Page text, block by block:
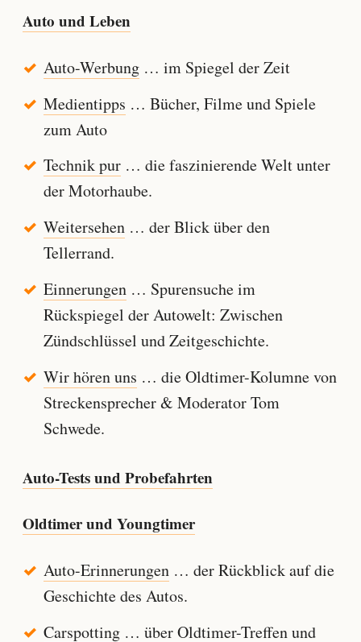
Auto und Leben
Auto-Werbung… im Spiegel der Zeit
Medientipps … Bücher, Filme und Spiele
zum Auto
Technik pur… die faszinierende Welt unter
der Motorhaube.
Weitersehen… der Blick über den
Tellerrand.
Einnerungen… Spurensuche im
Rückspiegel der Autowelt: Zwischen
Zündschlüssel und Zeitgeschichte.
Wir hören uns … die Oldtimer-Kolumne von
Streckensprecher & Moderator Tom
Schwede.
Auto-Tests und Probefahrten
Oldtimer und Youngtimer
Auto-Erinnerungen… der Rückblick auf die
Geschichte des Autos.
Carspotting… über Oldtimer-Treffen und